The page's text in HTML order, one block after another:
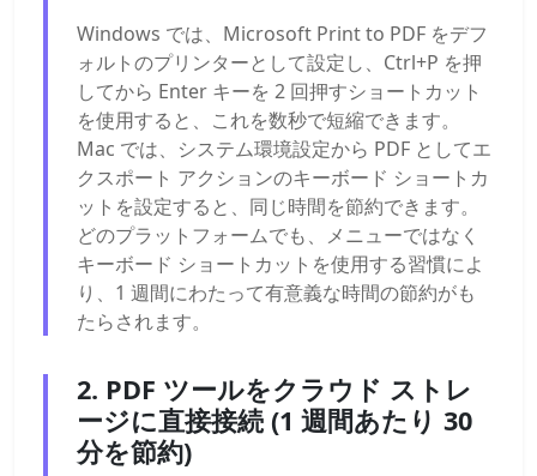
Windows では、Microsoft Print to PDF をデフ
ォルトのプリンターとして設定し、Ctrl+P を押
してから Enter キーを 2 回押すショートカット
を使用すると、これを数秒で短縮できます。
Mac では、システム環境設定から PDF としてエ
クスポート アクションのキーボード ショートカ
ットを設定すると、同じ時間を節約できます。
どのプラットフォームでも、メニューではなく
キーボード ショートカットを使用する習慣によ
り、1 週間にわたって有意義な時間の節約がも
たらされます。
2. PDF ツールをクラウド ストレ
ージに直接接続 (1 週間あたり 30
分を節約)